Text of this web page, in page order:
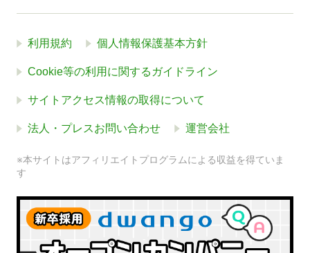
利用規約 個人情報保護基本方針
Cookie等の利用に関するガイドライン
サイトアクセス情報の取得について
法人・プレスお問い合わせ 運営会社
※本サイトはアフィリエイトプログラムによる収益を得ていま
す